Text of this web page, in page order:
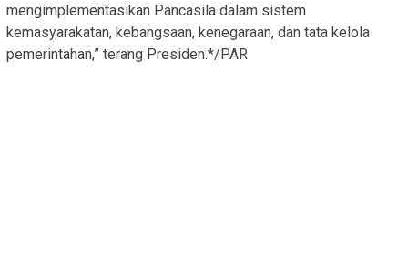
mengimplementasikan Pancasila dalam sistem
kemasyarakatan, kebangsaan, kenegaraan, dan tata kelola
pemerintahan,” terang Presiden.*/PAR